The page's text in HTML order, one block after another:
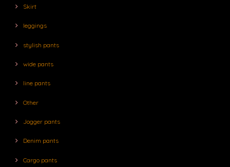
Skirt
leggings
stylish pants
wide pants
line pants
Other
Jogger pants
Denim pants
Cargo pants